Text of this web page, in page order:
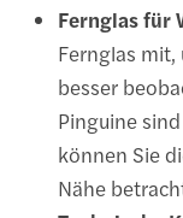
Fernglas für
Fernglas
besser
Pinguine
können Sie
Nähe